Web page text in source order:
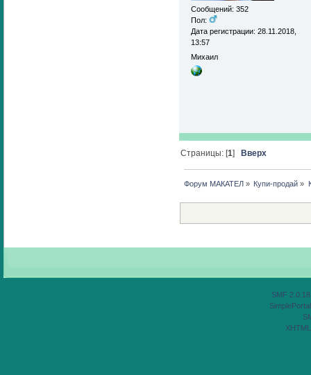
Сообщений: 352
Пол:
Дата регистрации: 28.11.2018,
13:57
Михаил
Страницы: [1] Вверх
Форум МАКАТЕЛ » Купи-продай »
SMF 2.0.18
XHTML